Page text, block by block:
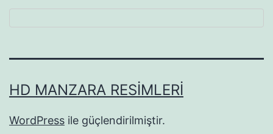
HD MANZARA RESIMLERI
WordPress ile güçlendirilmiştir.